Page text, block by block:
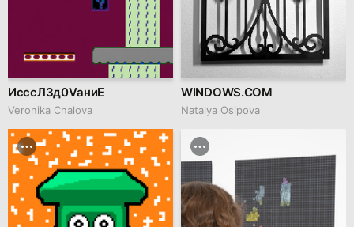
ИсссЛ3д0VаниЕ
Veronika Chalova
WINDOWS.COM
Natalya Osipova